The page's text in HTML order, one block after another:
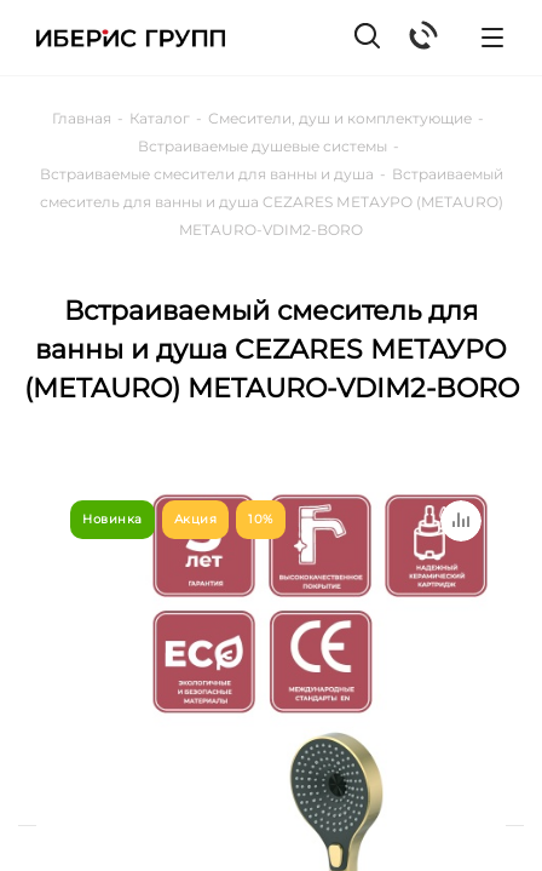
Главная - Каталог - Смесители, душ и комплектующие -
Встраиваемые душевые системы -
Встраиваемые смесители для ванны и душа - Встраиваемый
смеситель для ванны и душа CEZARES МЕТАУРО (METAURO)
METAURO-VDIM2-BORO
Встраиваемый смеситель для
ванны и душа CEZARES МЕТАУРО
(METAURO) METAURO-VDIM2-BORO
Новинка Акция 10%